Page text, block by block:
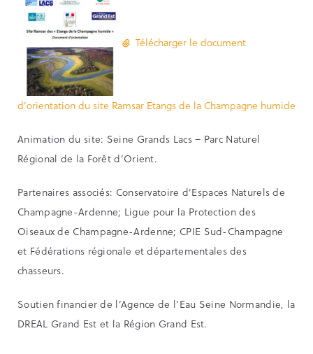
Télécharger le document
d’orientation du site Ramsar Etangs de la Champagne humide
Animation du site: Seine Grands Lacs – Parc Naturel
Régional de la Forêt d’Orient.
Partenaires associés: Conservatoire d’Espaces Naturels de
Champagne-Ardenne; Ligue pour la Protection des
Oiseaux de Champagne-Ardenne; CPIE Sud-Champagne
et Fédérations régionale et départementales des
chasseurs.
Soutien financier de l’Agence de l’Eau Seine Normandie, la
DREAL Grand Est et la Région Grand Est.